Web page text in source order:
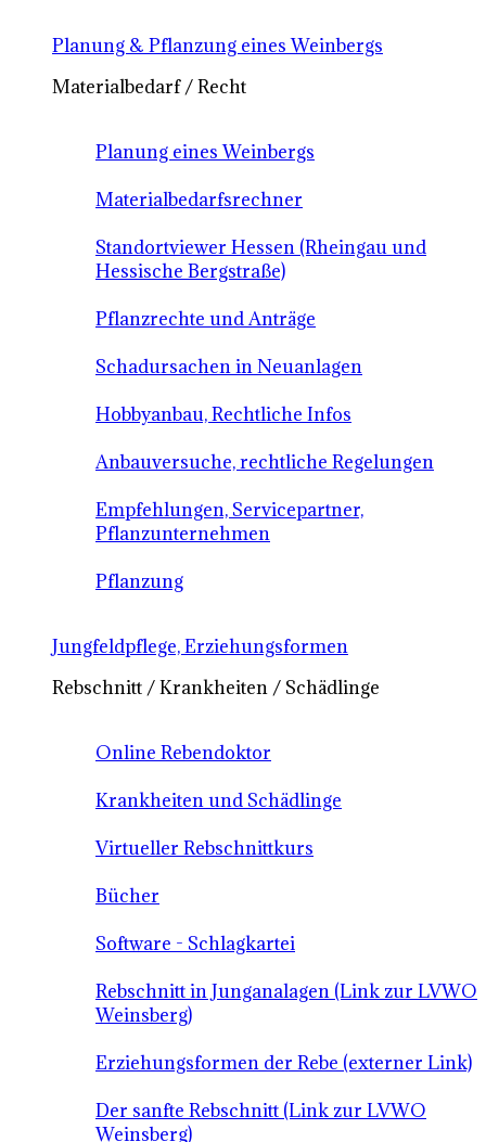
Planung & Pflanzung eines Weinbergs
Materialbedarf / Recht
Planung eines Weinbergs
Materialbedarfsrechner
Standortviewer Hessen (Rheingau und
Hessische Bergstraße)
Pflanzrechte und Anträge
Schadursachen in Neuanlagen
Hobbyanbau, Rechtliche Infos
Anbauversuche, rechtliche Regelungen
Empfehlungen, Servicepartner,
Pflanzunternehmen
Pflanzung
Jungfeldpflege, Erziehungsformen
Rebschnitt / Krankheiten / Schädlinge
Online Rebendoktor
Krankheiten und Schädlinge
Virtueller Rebschnittkurs
Bücher
Software - Schlagkartei
Rebschnitt in Junganalagen (Link zur LVWO
Weinsberg)
Erziehungsformen der Rebe (externer Link)
Der sanfte Rebschnitt (Link zur LVWO
Weinsberg)